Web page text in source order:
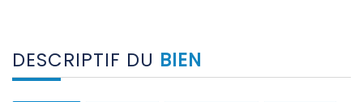
DESCRIPTIF DU BIEN